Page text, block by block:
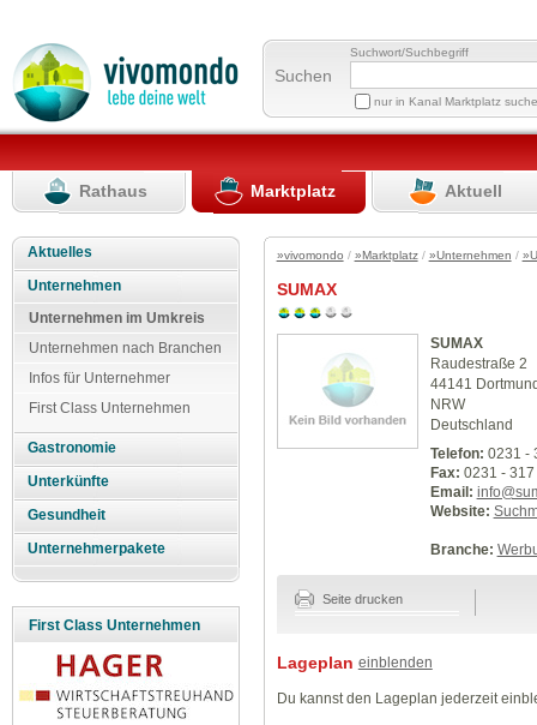
Suchen
Suchwort/Suchbegriff
nur in Kanal Marktplatz
Rathaus Marktplatz Aktuell
Aktuelles
Unternehmen
Unternehmen im Umkreis
Unternehmen nach Branchen
Infos für Unternehmer
First Class Unternehmen
Gastronomie
Unterkünfte
Gesundheit
Unternehmerpakete
First Class Unternehmen
»vivomondo / »Marktplatz/ »Unternehmen /
SUMAX
SUMAX
Raudestraße 2
44141
NRW
Deutschland
Telefon: 0231 -
Fax: 0231 -
Email:
Website:
Branche:
Seite drucken
Lageplan einblenden
Du kannst den Lageplan jederzeit